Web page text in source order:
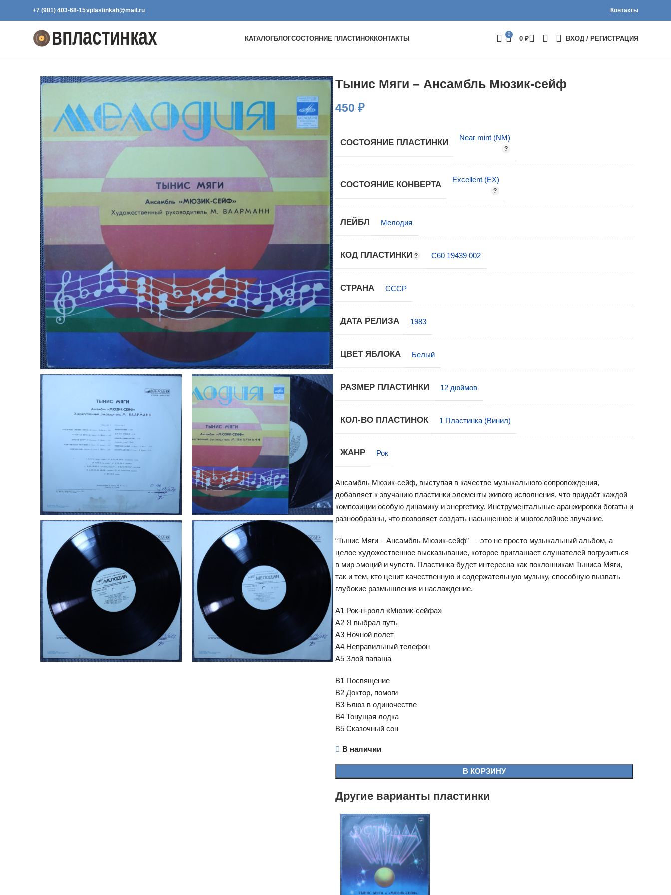
+7 (981) 403-68-15vplastinkah@mail.ru Контакты
КАТАЛОГБЛОГСОСТОЯНИЕ ПЛАСТИНОККОНТАКТЫ
0
0 ₽ ВХОД / РЕГИСТРАЦИЯ
Тынис Мяги – Ансамбль Мюзик-сейф
450 ₽
СОСТОЯНИЕ ПЛАСТИНКИ
Near mint (NM)
СОСТОЯНИЕ КОНВЕРТА
Excellent (EX)
ЛЕЙБЛ Мелодия
КОД ПЛАСТИНКИ С60 19439 002
СТРАНА СССР
ДАТА РЕЛИЗА 1983
ЦВЕТ ЯБЛОКА Белый
РАЗМЕР ПЛАСТИНКИ 12 дюймов
КОЛ-ВО ПЛАСТИНОК 1 Пластинка (Винил)
ЖАНР Рок
Ансамбль Мюзик-сейф, выступая в качестве музыкального сопровождения,
добавляет к звучанию пластинки элементы живого исполнения, что придаёт каждой
композиции особую динамику и энергетику. Инструментальные аранжировки богаты и
разнообразны, что позволяет создать насыщенное и многослойное звучание.
“Тынис Мяги – Ансамбль Мюзик-сейф” — это не просто музыкальный альбом, а
целое художественное высказывание, которое приглашает слушателей погрузиться
в мир эмоций и чувств. Пластинка будет интересна как поклонникам Тыниса Мяги,
так и тем, кто ценит качественную и содержательную музыку, способную вызвать
глубокие размышления и наслаждение.
A1 Рок-н-ролл «Мюзик-сейфа»
A2 Я выбрал путь
A3 Ночной полет
A4 Неправильный телефон
A5 Злой папаша
B1 Посвящение
B2 Доктор, помоги
B3 Блюз в одиночестве
B4 Тонущая лодка
B5 Сказочный сон
В наличии
В КОРЗИНУ
Другие варианты пластинки